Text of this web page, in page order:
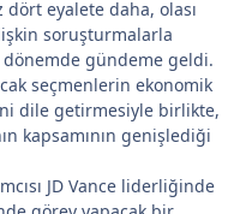
eyalete daha, olası
soruşturmalarla
gündeme geldi.
seçmenlerin ekonomik
dile getirmesiyle birlikte,
kapsamının genişlediği
JD Vance liderliğinde